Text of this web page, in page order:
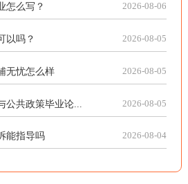
怎么写？ 2026-08-06
以吗？ 2026-08-05
无忧怎么样 2026-08-05
公共政策毕业论... 2026-08-05
能指导吗 2026-08-04